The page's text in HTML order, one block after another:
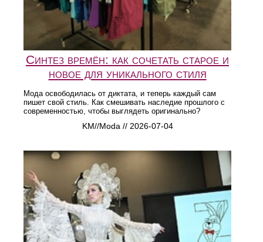
Синтез времён: как сочетать старое и
новое для уникального стиля
Мода освободилась от диктата, и теперь каждый сам
пишет свой стиль. Как смешивать наследие прошлого с
современностью, чтобы выглядеть оригинально?
KM//Moda // 2026-07-04